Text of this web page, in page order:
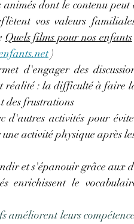
animés dont le contenu
vos valeurs
Quels films pour nos enfants
)
d'engager des
réalité : la difficulté à faire
des frustrations
activités pour
activité physique après
et s'épanouir grâce aux
enrichissent le
améliorent leurs